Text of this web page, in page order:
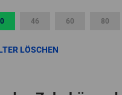
46 60 80
LÖSCHEN